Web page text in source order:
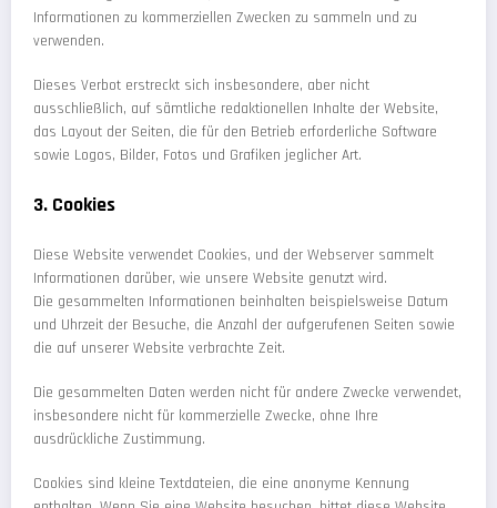
Informationen zu kommerziellen Zwecken zu sammeln und zu
verwenden.
Dieses Verbot erstreckt sich insbesondere, aber nicht
ausschließlich, auf sämtliche redaktionellen Inhalte der Website,
das Layout der Seiten, die für den Betrieb erforderliche Software
sowie Logos, Bilder, Fotos und Grafiken jeglicher Art.
3. Cookies
Diese Website verwendet Cookies, und der Webserver sammelt
Informationen darüber, wie unsere Website genutzt wird.
Die gesammelten Informationen beinhalten beispielsweise Datum
und Uhrzeit der Besuche, die Anzahl der aufgerufenen Seiten sowie
die auf unserer Website verbrachte Zeit.
Die gesammelten Daten werden nicht für andere Zwecke verwendet,
insbesondere nicht für kommerzielle Zwecke, ohne Ihre
ausdrückliche Zustimmung.
Cookies sind kleine Textdateien, die eine anonyme Kennung